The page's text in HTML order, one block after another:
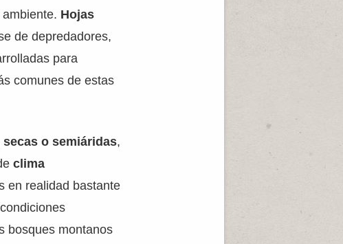
Hojas
de depredadores,
para
comunes de estas
o semiáridas,
clima
en realidad bastante
bosques montanos